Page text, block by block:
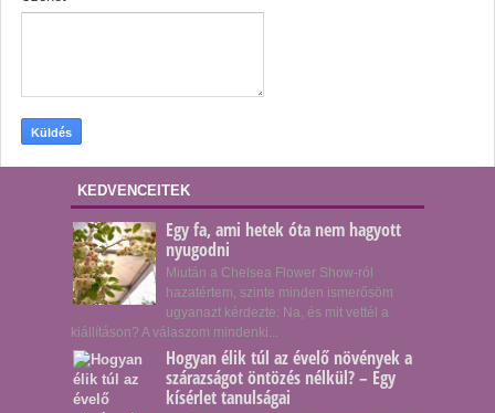
KEDVENCEITEK
Egy fa, ami hetek óta nem hagyott
nyugodni
Miután a Chelsea Flower Show-ról
hazatértem, szinte minden ismerősöm
ugyanazt kérdezte: Na, és mit vettél a
kiállításon? A válaszom mindenki...
Hogyan élik túl az évelő növények a
szárazságot öntözés nélkül? – Egy
kísérlet tanulságai